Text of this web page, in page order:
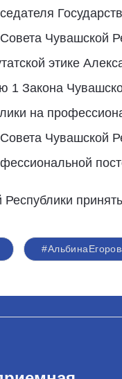
Чувашской
этике
1 Закона
на
Совета Чувашской